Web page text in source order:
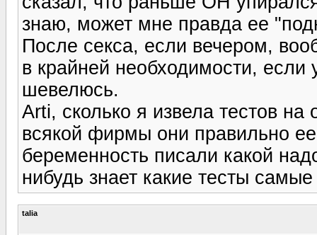
знаю, может мне правда ее
После секса, если вечером,
в крайней необходимости,
шевелюсь.
Arti, сколько я извела тестов
всякой фирмы они правильно
беременность писали какой
нибудь знает какие тесты
talia